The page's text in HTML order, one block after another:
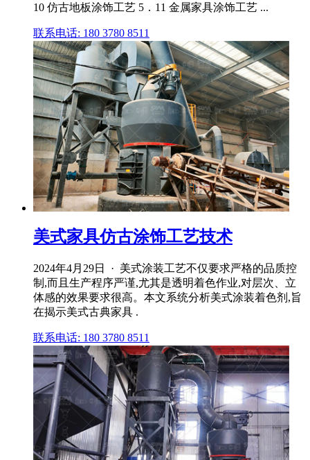
10 仿古地板涂饰工艺 5．11 金属家具涂饰工艺 ...
联系电话: 180 3780 8511
美式家具仿古涂饰工艺技术
2024年4月29日 · 美式涂装工艺不仅要求严格的品质控
制,而且生产程序严谨,尤其是透明着色作业,对层次、立
体感的效果要求很高。本文系统分析美式涂装着色剂,旨
在揭示美式古典家具 .
联系电话: 180 3780 8511